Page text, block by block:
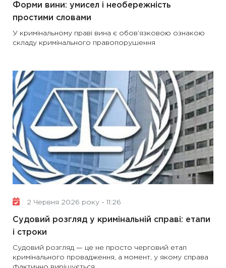
Форми вини: умисел і необережність
простими словами
У кримінальному праві вина є обов’язковою ознакою
складу кримінального правопорушення
2 Червня 2026 року - 11:26
Судовий розгляд у кримінальній справі: етапи
і строки
Судовий розгляд — це не просто черговий етап
кримінального провадження, а момент, у якому справа